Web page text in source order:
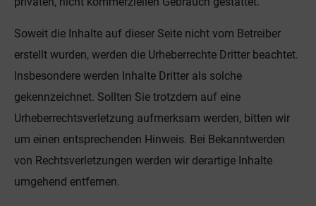
Soweit die Inhalte auf dieser Seite nicht vom Betreiber
erstellt wurden, werden die Urheberrechte Dritter beachtet.
Insbesondere werden Inhalte Dritter als solche
gekennzeichnet. Sollten Sie trotzdem auf eine
Urheberrechtsverletzung aufmerksam werden, bitten wir
um einen entsprechenden Hinweis. Bei Bekanntwerden
von Rechtsverletzungen werden wir derartige Inhalte
umgehend entfernen.